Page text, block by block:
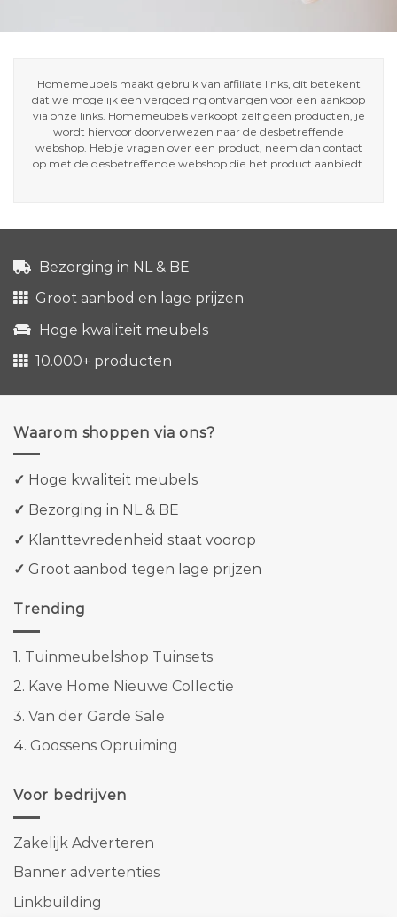
Homemeubels maakt gebruik van affiliate links, dit betekent
dat we mogelijk een vergoeding ontvangen voor een aankoop
via onze links. Homemeubels verkoopt zelf géén producten, je
wordt hiervoor doorverwezen naar de desbetreffende
webshop. Heb je vragen over een product, neem dan contact
op met de desbetreffende webshop die het product aanbiedt.
Bezorging in NL & BE
Groot aanbod en lage prijzen
Hoge kwaliteit meubels
10.000+ producten
Waarom shoppen via ons?
✓ Hoge kwaliteit meubels
✓ Bezorging in NL & BE
✓ Klanttevredenheid staat voorop
✓ Groot aanbod tegen lage prijzen
Trending
1. Tuinmeubelshop Tuinsets
2. Kave Home Nieuwe Collectie
3. Van der Garde Sale
4. Goossens Opruiming
Voor bedrijven
Zakelijk Adverteren
Banner advertenties
Linkbuilding